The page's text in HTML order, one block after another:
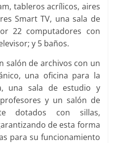
tableros acrílicos, aires
Smart TV, una sala de
22 computadores con
y 5 baños.
salón de archivos con un
una oficina para la
una sala de estudio y
y un salón de
dotados con sillas,
de esta forma
para su funcionamiento